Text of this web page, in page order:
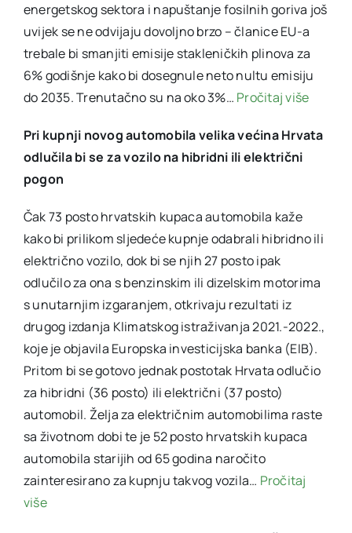
energetskog sektora i napuštanje fosilnih goriva još
uvijek se ne odvijaju dovoljno brzo – članice EU-a
trebale bi smanjiti emisije stakleničkih plinova za
6% godišnje kako bi dosegnule neto nultu emisiju
do 2035. Trenutačno su na oko 3%… Pročitaj više
Pri kupnji novog automobila velika većina Hrvata
odlučila bi se za vozilo na hibridni ili električni
pogon
Čak 73 posto hrvatskih kupaca automobila kaže
kako bi prilikom sljedeće kupnje odabrali hibridno ili
električno vozilo, dok bi se njih 27 posto ipak
odlučilo za ona s benzinskim ili dizelskim motorima
s unutarnjim izgaranjem, otkrivaju rezultati iz
drugog izdanja Klimatskog istraživanja 2021.-2022.,
koje je objavila Europska investicijska banka (EIB).
Pritom bi se gotovo jednak postotak Hrvata odlučio
za hibridni (36 posto) ili električni (37 posto)
automobil. Želja za električnim automobilima raste
sa životnom dobi te je 52 posto hrvatskih kupaca
automobila starijih od 65 godina naročito
zainteresirano za kupnju takvog vozila… Pročitaj
više